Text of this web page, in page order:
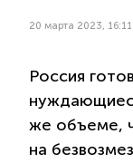
20 марта 2023, 16:11
Россия
же объеме,
на